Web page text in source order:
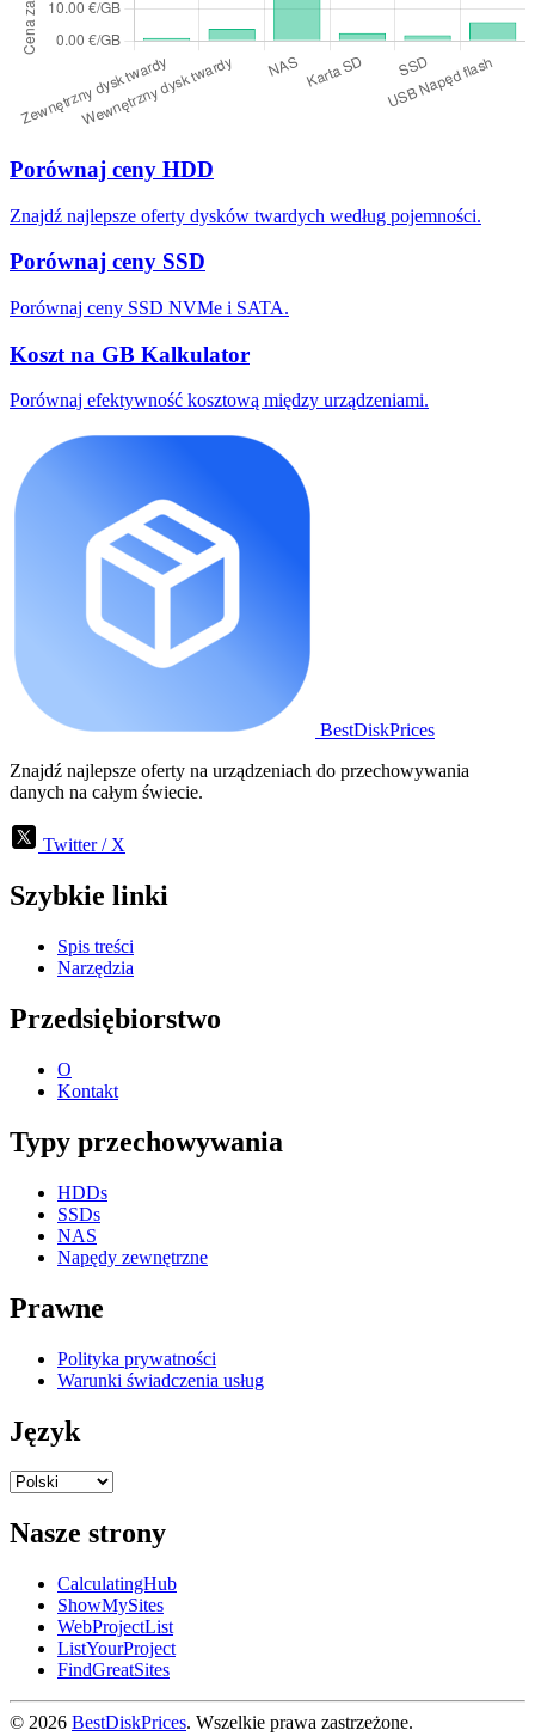
Porównaj ceny HDD
Znajdź najlepsze oferty dysków twardych według pojemności.
Porównaj ceny SSD
Porównaj ceny SSD NVMe i SATA.
Koszt na GB Kalkulator
Porównaj efektywność kosztową między urządzeniami.
BestDiskPrices
Znajdź najlepsze oferty na urządzeniach do przechowywania
danych na całym świecie.
Twitter / X
Szybkie linki
Spis treści
Narzędzia
Przedsiębiorstwo
O
Kontakt
Typy przechowywania
HDDs
SSDs
NAS
Napędy zewnętrzne
Prawne
Polityka prywatności
Warunki świadczenia usług
Język
Nasze strony
CalculatingHub
ShowMySites
WebProjectList
ListYourProject
FindGreatSites
© 2026 BestDiskPrices. Wszelkie prawa zastrzeżone.